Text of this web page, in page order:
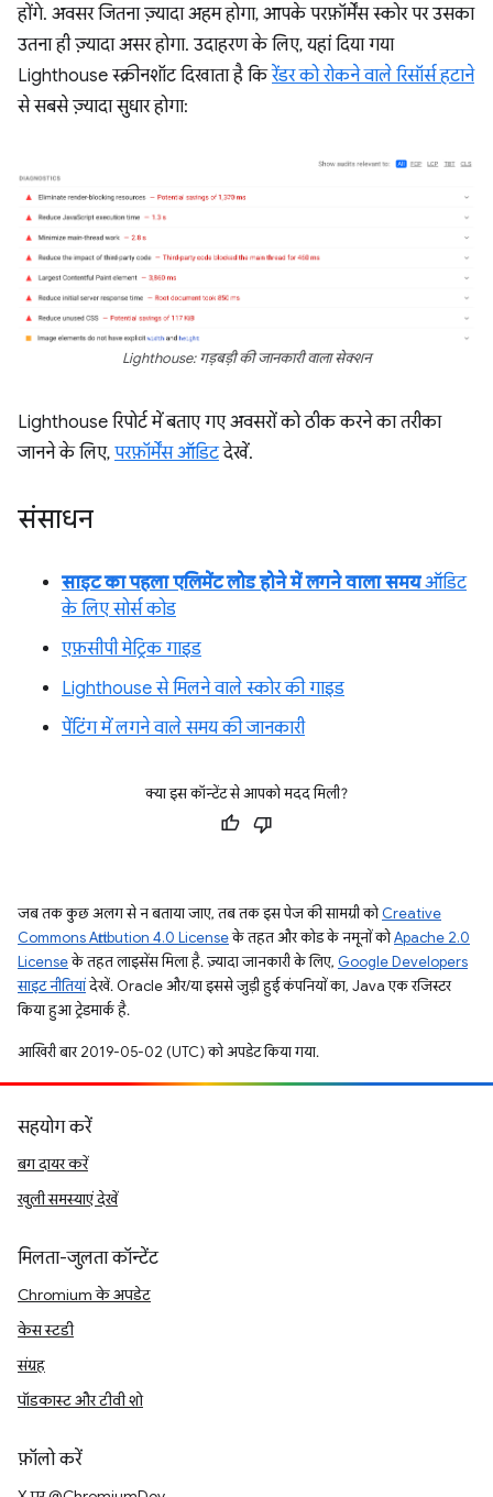
होंगे. अवसर जितना ज़्यादा अहम होगा, आपके परफ़ॉर्मेंस स्कोर पर उसका
उतना ही ज़्यादा असर होगा. उदाहरण के लिए, यहां दिया गया
Lighthouse स्क्रीनशॉट दिखाता है किरेंडर को रोकने वाले रिसॉर्स हटाने
से सबसे ज़्यादा सुधार होगा:
Lighthouse: गड़बड़ी की जानकारी वाला सेक्शन
Lighthouse रिपोर्ट में बताए गए अवसरों को ठीक करने का तरीका
जानने के लिए, परफ़ॉर्मेंस ऑडिटदेखें.
संसाधन
साइट का पहला एलिमेंट लोड होने में लगने वाला समयऑडिट
के लिए सोर्स कोड
एफ़सीपी मेट्रिक गाइड
Lighthouse से मिलने वाले स्कोर की गाइड
पेंटिंग में लगने वाले समय की जानकारी
क्या इस कॉन्टेंट से आपको मदद मिली?
जब तक कुछ अलग से न बताया जाए, तब तक इस पेज की सामग्री कोCreative
Commons Attribution 4.0 Licenseके तहत और कोड के नमूनों कोApache 2.0
Licenseके तहत लाइसेंस मिला है. ज़्यादा जानकारी के लिए, Google Developers
साइट नीतियांदेखें. Oracle और/या इससे जुड़ी हुई कंपनियों का, Java एक रजिस्टर
किया हुआ ट्रेडमार्क है.
आखिरी बार 2019-05-02 (UTC) को अपडेट किया गया.
सहयोग करें
बग दायर करें
खुली समस्याएं देखें
मिलता-जुलता कॉन्टेंट
Chromium के अपडेट
केस स्टडी
संग्रह
पॉडकास्ट और टीवी शो
फ़ॉलो करें